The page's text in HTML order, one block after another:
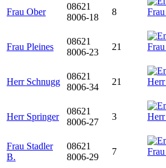
Frau Ober
08621
8006-18
8
Frau Pleines
08621
8006-23
21
Herr Schnugg
08621
8006-34
21
Herr Springer
08621
8006-27
3
Frau Stadler
B.
08621
8006-29
7